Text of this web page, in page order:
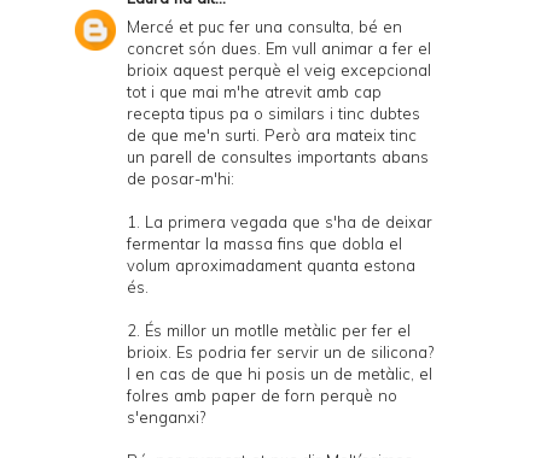
Mercé et puc fer una consulta, bé en
concret són dues. Em vull animar a fer el
brioix aquest perquè el veig excepcional
tot i que mai m'he atrevit amb cap
recepta tipus pa o similars i tinc dubtes
de que me'n surti. Però ara mateix tinc
un parell de consultes importants abans
de posar-m'hi:
1. La primera vegada que s'ha de deixar
fermentar la massa fins que dobla el
volum aproximadament quanta estona
és.
2. És millor un motlle metàlic per fer el
brioix. Es podria fer servir un de silicona?
I en cas de que hi posis un de metàlic, el
folres amb paper de forn perquè no
s'enganxi?